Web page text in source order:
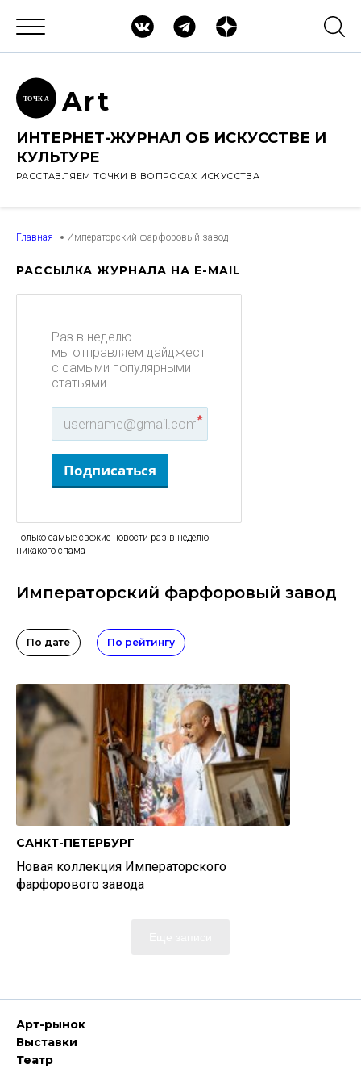
ТОЧК А Art
ИНТЕРНЕТ-ЖУРНАЛ ОБ ИСКУССТВЕ И
КУЛЬТУРЕ
РАССТАВЛЯЕМ ТОЧКИ В ВОПРОСАХ ИСКУССТВА
Главная Императорский фарфоровый завод
РАССЫЛКА ЖУРНАЛА НА E-MAIL
Раз в неделю
мы отправляем дайджест
с самыми популярными
статьями.
*
Подписаться
Только самые свежие новости раз в неделю,
никакого спама
Императорский фарфоровый завод
По дате По рейтингу
САНКТ-ПЕТЕРБУРГ
Новая коллекция Императорского
фарфорового завода
Арт-рынок
Выставки
Театр